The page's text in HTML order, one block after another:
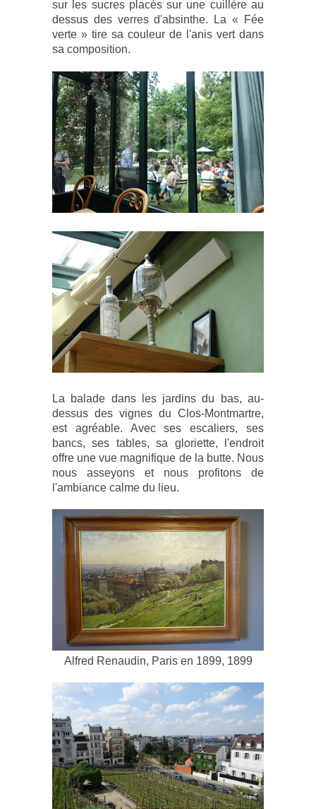
sur les sucres placés sur une cuillère au
dessus des verres d'absinthe. La « Fée
verte » tire sa couleur de l'anis vert dans
sa composition.
La balade dans les jardins du bas, au-
dessus des vignes du Clos-Montmartre,
est agréable. Avec ses escaliers, ses
bancs, ses tables, sa gloriette, l'endroit
offre une vue magnifique de la butte. Nous
nous asseyons et nous profitons de
l'ambiance calme du lieu.
Alfred Renaudin, Paris en 1899, 1899